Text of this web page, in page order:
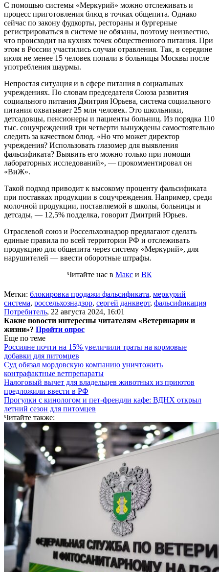
С помощью системы «Меркурий» можно отслеживать и
процесс приготовления блюд в точках общепита. Однако
сейчас по закону фудкорты, рестораны и бургерные
регистрироваться в системе не обязаны, поэтому неизвестно,
что происходит на кухнях точек общественного питания. При
этом в России участились случаи отравления. Так, в середине
июля не менее 15 человек попали в больницы Москвы после
употребления шаурмы.
Непростая ситуация и в сфере питания в социальных
учреждениях. По словам председателя Союза развития
социального питания Дмитрия Юрьева, система социального
питания охватывает 25 млн человек. Это школьники,
детсадовцы, пенсионеры и пациенты больниц. Из порядка 110
тыс. соцучреждений три четверти вынуждены самостоятельно
следить за качеством блюд. «Но что может директор
учреждения? Использовать глазомер для выявления
фальсификата? Выявить его можно только при помощи
лабораторных исследований», — прокомментировал он
«ВиЖ».
Такой подход приводит к высокому проценту фальсификата
при поставках продукции в соцучреждения. Например, среди
молочной продукции, поставляемой в школы, больницы и
детсады, — 12,5% подделка, говорит Дмитрий Юрьев.
Отраслевой союз и Россельхознадзор предлагают сделать
единые правила по всей территории РФ и отслеживать
продукцию для общепита через систему «Меркурий», для
нарушителей — ввести оборотные штрафы.
Читайте нас в Макс и ВК
Метки: блокировка продажи фальсификата, меркурий
система, россельхознадзор, сергей данкверт, фальсификация
Потребитель, 22 августа 2024, 16:01
Какие новости интересны читателям «Ветеринарии и
жизни»? Пройти опрос
Еще по теме
Россияне почти на 15% увеличили траты на кормовые
добавки для питомцев
Суд обязал мордовскую компанию уничтожить
контрафактные ветпрепараты
Налоговый вычет для владельцев животных из приютов
предложили ввести в РФ
Прогулки с кинологом и пет-френдли кафе: ВДНХ открыл
летний сезон для питомцев
Читайте также: